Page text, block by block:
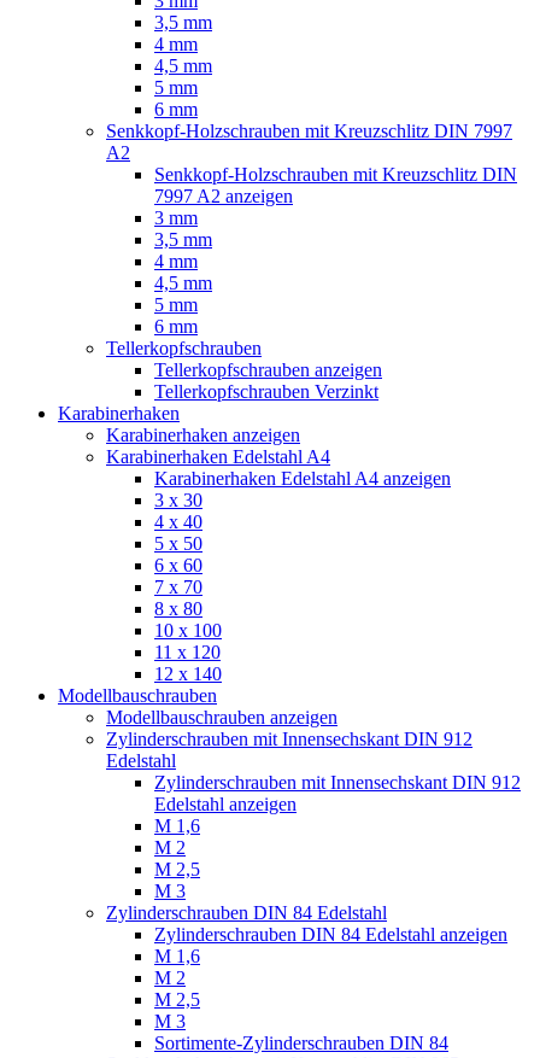
3,5 mm
4 mm
4,5 mm
5 mm
6 mm
Senkkopf-Holzschrauben mit Kreuzschlitz DIN 7997
A2
Senkkopf-Holzschrauben mit Kreuzschlitz DIN
7997 A2 anzeigen
3 mm
3,5 mm
4 mm
4,5 mm
5 mm
6 mm
Tellerkopfschrauben
Tellerkopfschrauben anzeigen
Tellerkopfschrauben Verzinkt
Karabinerhaken
Karabinerhaken anzeigen
Karabinerhaken Edelstahl A4
Karabinerhaken Edelstahl A4 anzeigen
3 x 30
4 x 40
5 x 50
6 x 60
7 x 70
8 x 80
10 x 100
11 x 120
12 x 140
Modellbauschrauben
Modellbauschrauben anzeigen
Zylinderschrauben mit Innensechskant DIN 912
Edelstahl
Zylinderschrauben mit Innensechskant DIN 912
Edelstahl anzeigen
M 1,6
M 2
M 2,5
M 3
Zylinderschrauben DIN 84 Edelstahl
Zylinderschrauben DIN 84 Edelstahl anzeigen
M 1,6
M 2
M 2,5
M 3
Sortimente-Zylinderschrauben DIN 84